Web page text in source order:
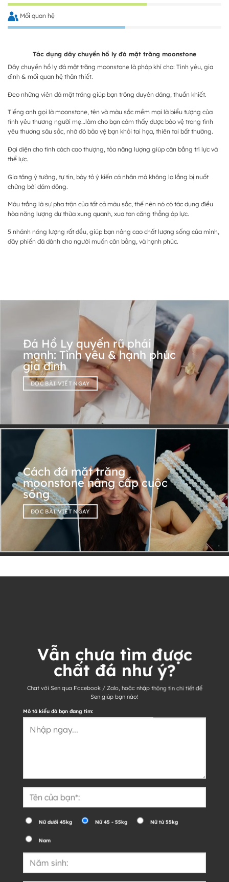
Mối quan hệ
Tác dụng dây chuyền hồ ly đá mặt trăng moonstone
Dây chuyền hồ ly đá mặt trăng moonstone là pháp khí cho: Tình yêu, gia
đình & mối quan hệ thân thiết.
Đeo những viên đá mặt trăng giúp bạn trông duyên dáng, thuần khiết.
Tiếng anh gọi là moonstone, tên và màu sắc mềm mại là biểu tượng của
tình yêu thương người mẹ…làm cho bạn cảm thấy được bảo vệ trong tình
yêu thương sâu sắc, nhờ đó bảo vệ bạn khỏi tai họa, thiên tai bất thường.
Đại diện cho tính cách cao thượng, tỏa năng lượng giúp cân bằng trí lực và
thể lực.
Gia tăng ý tưởng, tự tin, bày tỏ ý kiến cá nhân mà không lo lắng bị nuốt
chửng bởi đám đông.
Màu trắng là sự pha trộn của tất cả màu sắc, thế nên nó có tác dụng điều
hòa năng lượng dư thừa xung quanh, xua tan căng thẳng áp lực.
5 nhánh năng lượng rất đều, giúp bạn nâng cao chất lượng sống của mình,
đây phiến đá dành cho người muốn cân bằng, và hạnh phúc.
Đá Hồ Ly quyến rũ phái
mạnh: Tình yêu & hạnh phúc
gia đình
ĐỌC BÀI VIẾT NGAY
Cách đá mặt trăng
moonstone nâng cấp cuộc
sống
ĐỌC BÀI VIẾT NGAY
Vẫn chưa tìm được
chất đá như ý?
Chat với Sen qua Facebook / Zalo, hoặc nhập thông tin chi tiết để
Sen giúp bạn nào!
Mô tả kiểu đá bạn đang tìm:
Nữ dưới 45kg Nữ 45 - 55kg Nữ từ 55kg
Nam